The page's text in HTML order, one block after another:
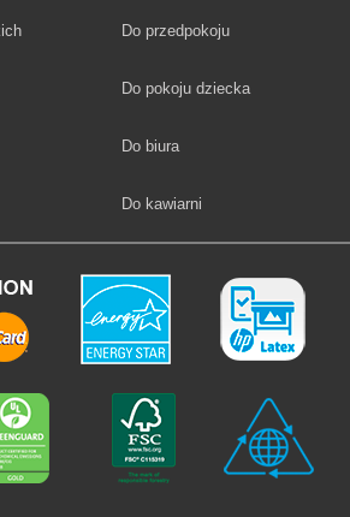
Fototapety
Do przedpokoju
Fototapety
Do pokoju dziecka
Fototapety
Do biura
Fototapety
Do kawiarni